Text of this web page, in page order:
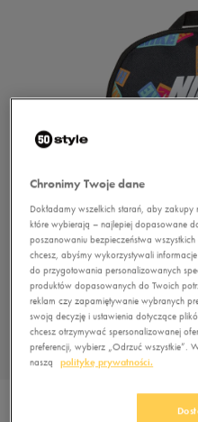
NIKE PLECAK HERITAGE
Chronimy Twoje dane
Dokładamy wszelkich starań, aby
które wybierają – najlepiej dopasowane
poszanowaniu bezpieczeństwa
chcesz, abyśmy wykorzystywali
do przygotowania personalizowanych
produktów dopasowanych do Twoich
reklam czy zapamiętywanie wybranych
swoją decyzję i ustawienia dotyczące
chcesz otrzymywać spersonalizowanej
preferencji, wybierz „Odrzuć wszystkie”.
naszą
politykę prywatności.